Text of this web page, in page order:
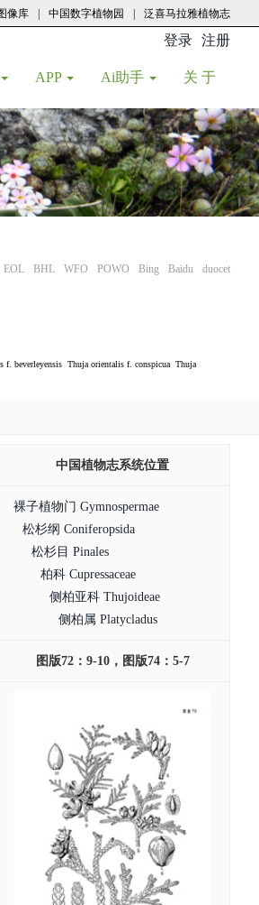
像库 中国数字植物园 泛喜马拉雅植物志
登录 注册
APP Ai助手 关 于
EOL BHL WFO POWO Bing Baidu duocet
f. beverleyensis Thuja orientalis f. conspicua Thuja
中国植物志系统位置
裸子植物门 Gymnospermae
松杉纲 Coniferopsida
松杉目 Pinales
柏科 Cupressaceae
侧柏亚科 Thujoideae
侧柏属 Platycladus
图版72：9-10，图版74：5-7